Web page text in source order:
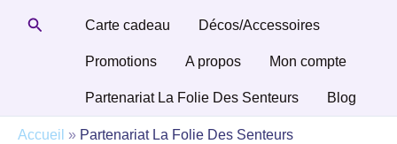
RechercherCarte cadeau Décos/Accessoires
Promotions A propos Mon compte
Partenariat La Folie Des Senteurs Blog
Accueil » Partenariat La Folie Des Senteurs